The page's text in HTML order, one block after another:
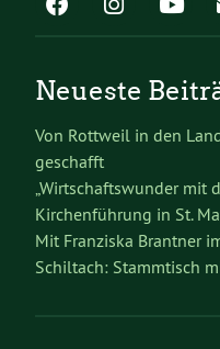
Neueste
Von Rottweil in den
geschafft
„Wirtschaftswunder mit
Kirchenführung in St.
Mit Franziska Brantner
Schiltach: Stammtisch